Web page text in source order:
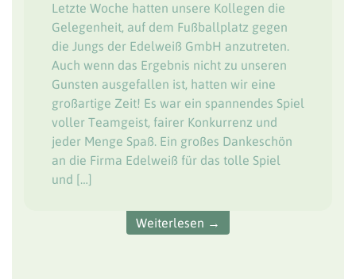
Letzte Woche hatten unsere Kollegen die
Gelegenheit, auf dem Fußballplatz gegen
die Jungs der Edelweiß GmbH anzutreten.
Auch wenn das Ergebnis nicht zu unseren
Gunsten ausgefallen ist, hatten wir eine
großartige Zeit! Es war ein spannendes Spiel
voller Teamgeist, fairer Konkurrenz und
jeder Menge Spaß. Ein großes Dankeschön
an die Firma Edelweiß für das tolle Spiel
und […]
Weiterlesen →